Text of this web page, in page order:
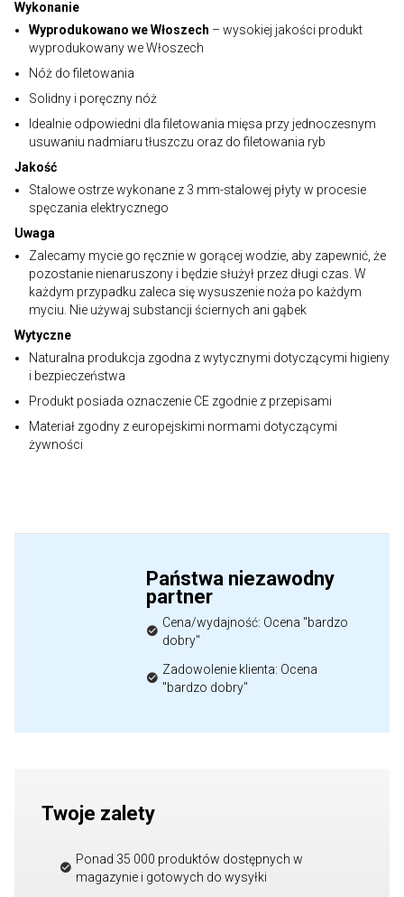
Wykonanie
Wyprodukowano we Włoszech – wysokiej jakości produkt
wyprodukowany we Włoszech
Nóż do filetowania
Solidny i poręczny nóż
Idealnie odpowiedni dla filetowania mięsa przy jednoczesnym
usuwaniu nadmiaru tłuszczu oraz do filetowania ryb
Jakość
Stalowe ostrze wykonane z 3 mm-stalowej płyty w procesie
spęczania elektrycznego
Uwaga
Zalecamy mycie go ręcznie w gorącej wodzie, aby zapewnić, że
pozostanie nienaruszony i będzie służył przez długi czas. W
każdym przypadku zaleca się wysuszenie noża po każdym
myciu. Nie używaj substancji ściernych ani gąbek
Wytyczne
Naturalna produkcja zgodna z wytycznymi dotyczącymi higieny
i bezpieczeństwa
Produkt posiada oznaczenie CE zgodnie z przepisami
Materiał zgodny z europejskimi normami dotyczącymi
żywności
Państwa niezawodny
partner
Cena/wydajność: Ocena "bardzo
dobry"
Zadowolenie klienta: Ocena
"bardzo dobry"
Twoje zalety
Ponad 35 000 produktów dostępnych w
magazynie i gotowych do wysyłki